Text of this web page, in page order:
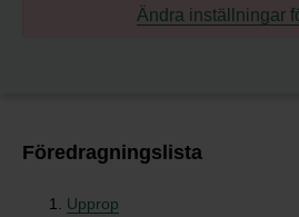
Ändra inställningar
Föredragningslista
Upprop